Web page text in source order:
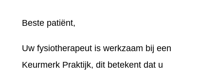
Beste patiënt,
Uw fysiotherapeut is werkzaam bij een
Keurmerk Praktijk, dit betekent dat u